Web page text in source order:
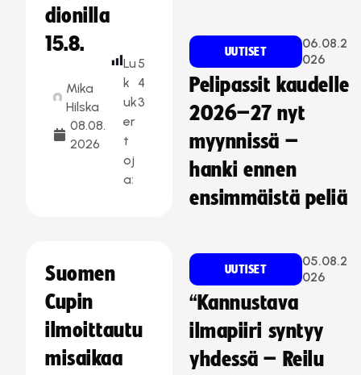
dionilla
15.8.
Mika
Hilska
08.08.
2026
Lu
k
uk
er
t
oj
a:
5
4
3
Suomen
Cupin
ilmoittautu
misaikaa
UUTISET
06.08.2
026
Pelipassit kaudelle
2026–27 nyt
myynnissä –
hanki ennen
ensimmäistä peliä
UUTISET
05.08.2
026
“Kannustava
ilmapiiri syntyy
yhdessä – Reilu